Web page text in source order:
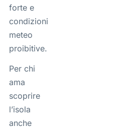
forte e
condizioni
meteo
proibitive.
Per chi
ama
scoprire
l’isola
anche